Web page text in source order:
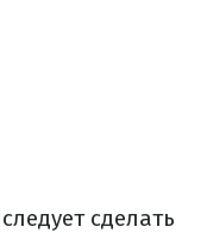
сделать